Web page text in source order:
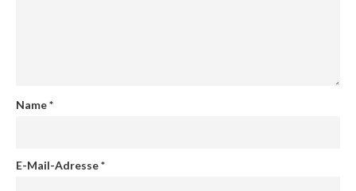
Name*
E-Mail-Adresse*